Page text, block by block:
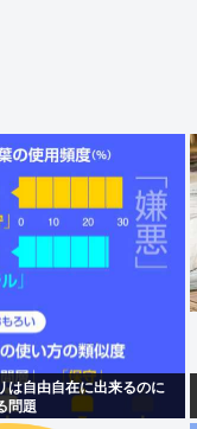
は自由自在に出来るのに
問題